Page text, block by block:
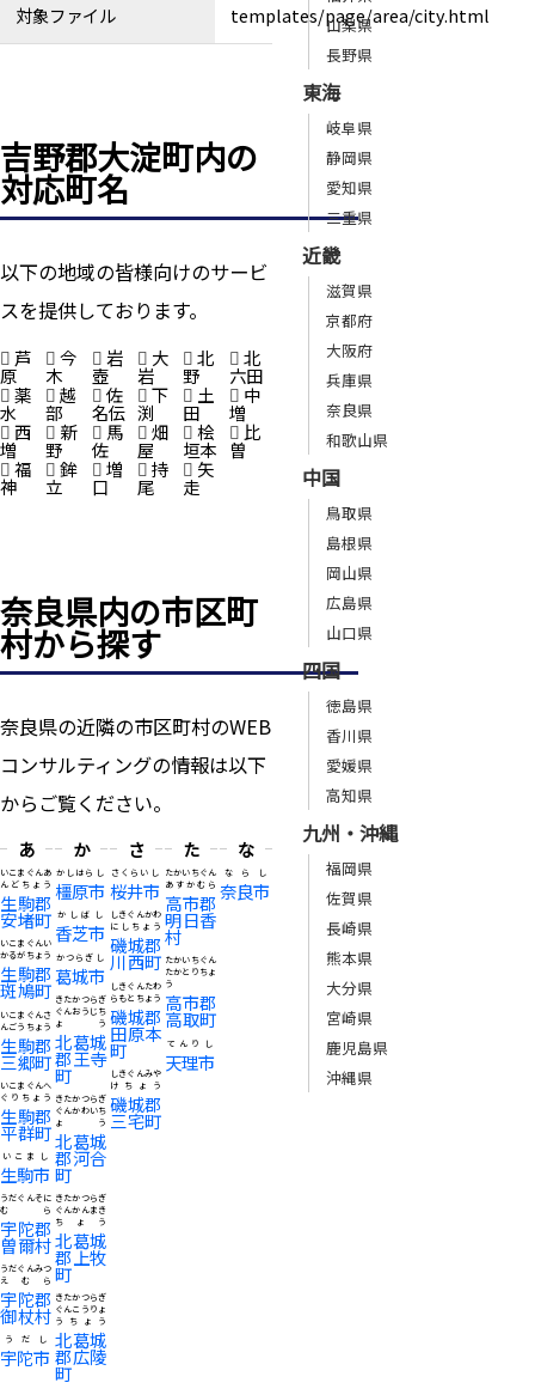
対象ファイル templates/page/area/city.html
吉野郡大淀町内の
対応町名
以下の地域の皆様向けのサービ
スを提供しております。
芦
原
今
木
岩
壺
大
岩
北
野
北
六田
薬
水
越
部
佐
名伝
下
渕
土
田
中
増
西
増
新
野
馬
佐
畑
屋
桧
垣本
比
曽
福
神
鉾
立
増
口
持
尾
矢
走
奈良県内の市区町
村から探す
奈良県の近隣の市区町村のWEB
コンサルティングの情報は以下
からご覧ください。
あ
生駒郡
安堵町
いこまぐんあ
んどちょう
生駒郡
斑鳩町
いこまぐんい
かるがちょう
生駒郡
三郷町
いこまぐんさ
んごうちょう
生駒郡
平群町
いこまぐんへ
ぐりちょう
生駒市
いこまし
宇陀郡
曽爾村
うだぐんそに
むら
宇陀郡
御杖村
うだぐんみつ
えむら
宇陀市
うだし
か
橿原市
かしはらし
香芝市
かしばし
葛城市
かつらぎし
北葛城
郡王寺
町
きたかつらぎ
ぐんおうじち
ょう
北葛城
郡河合
町
きたかつらぎ
ぐんかわいち
ょう
北葛城
郡上牧
町
きたかつらぎ
ぐんかんまき
ちょう
北葛城
郡広陵
町
きたかつらぎ
ぐんこうりょ
うちょう
さ
桜井市
さくらいし
磯城郡
川西町
しきぐんかわ
にしちょう
磯城郡
田原本
町
しきぐんたわ
らもとちょう
磯城郡
三宅町
しきぐんみや
けちょう
た
高市郡
明日香
村
たかいちぐん
あすかむら
高市郡
高取町
たかいちぐん
たかとりちょ
う
天理市
てんりし
な
奈良市
ならし
山梨県
長野県
東海
岐阜県
静岡県
愛知県
三重県
近畿
滋賀県
京都府
大阪府
兵庫県
奈良県
和歌山県
中国
鳥取県
島根県
岡山県
広島県
山口県
四国
徳島県
香川県
愛媛県
高知県
九州・沖縄
福岡県
佐賀県
長崎県
熊本県
大分県
宮崎県
鹿児島県
沖縄県